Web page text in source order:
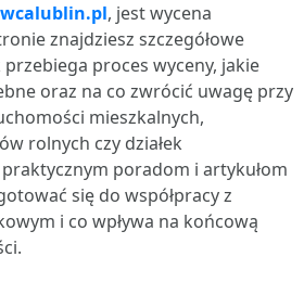
, jest wycena
znajdziesz szczegółowe
proces wyceny, jakie
oraz na co zwrócić uwagę przy
mieszkalnych,
rolnych czy działek
poradom i artykułom
się do współpracy z
i co wpływa na końcową